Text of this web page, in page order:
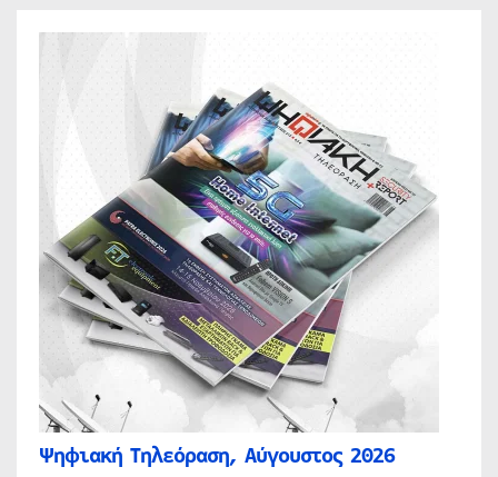
Ψηφιακή Τηλεόραση, Αύγουστος 2026